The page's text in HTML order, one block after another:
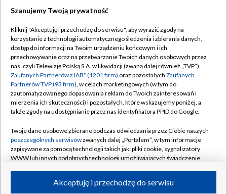
TVP
Abonament TVP
Emisja w TVP
Centrum informacji TVP
Naziemna Telewizja Cyfrowa
Rada Programowa
System NOS
Informacje o nadawcy
Program dla prasy
Regulamin TVP
Polityka prywatności
Moje zgody
Pomoc
Kontakt
Kanały
Szanujemy Twoją prywatność
Kliknij "Akceptuję i przechodzę do serwisu", aby wyrazić zgody na
korzystanie z technologii automatycznego śledzenia i zbierania danych,
dostęp do informacji na Twoim urządzeniu końcowym i ich
przechowywanie oraz na przetwarzanie Twoich danych osobowych przez
nas, czyli Telewizję Polską S.A. w likwidacji (zwaną dalej również „TVP”),
Zaufanych Partnerów z IAB* (1201 firm) oraz pozostałych Zaufanych
Partnerów TVP (93 firm), w celach marketingowych (w tym do
zautomatyzowanego dopasowania reklam do Twoich zainteresowań i
mierzenia ich skuteczności) i pozostałych, które wskazujemy poniżej, a
także zgody na udostępnianie przez nas identyfikatora PPID do Google.
Twoje dane osobowe zbierane podczas odwiedzania przez Ciebie naszych
poszczególnych serwisówzwanych dalej „Portalem”, w tym informacje
zapisywane za pomocą technologii takich jak: pliki cookie, sygnalizatory
WWW lub innych podobnych technologii umożliwiających świadczenie
ruchu w Internecie.Akceptuję i przechodzę do serwisu